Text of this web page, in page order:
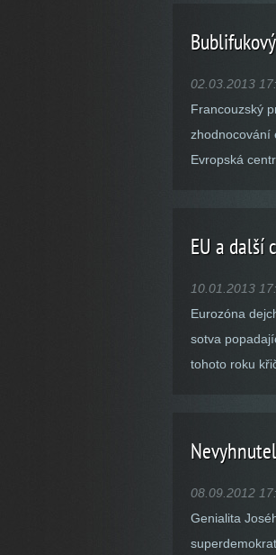
02.03.2013
Francouzský
zhodnocování
Evropská
EU a další
10.01.2013
Eurozóna
sotva
tohoto roku
08.09.2012
Genialita